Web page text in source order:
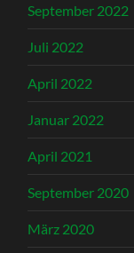
September 2022
Juli 2022
April 2022
Januar 2022
April 2021
September 2020
März 2020